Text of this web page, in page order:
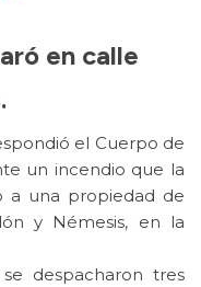
en calle
el Cuerpo de
un incendio que la
a una propiedad de
y Némesis, en la
despacharon tres